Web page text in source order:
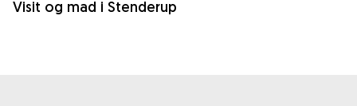
Visit og mad i Stenderup